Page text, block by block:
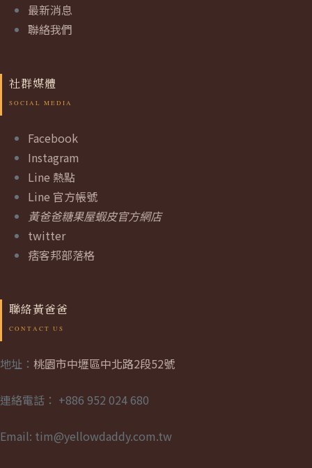
最新消息
聯絡我們
社群媒體
Facebook
Instagram
Line 熱點
Line 官方帳號
黃爸爸糖果屋蝦皮官方網店
twitter
痞客邦部落格
聯絡黃爸爸
地址： 桃園市中壢區中北路2段52號
連絡電話： +886 952 024 680
Email: tim@yellowdaddy.com.tw